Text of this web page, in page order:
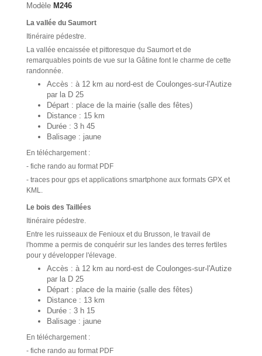
Modèle M246
La vallée du Saumort
Itinéraire pédestre.
La vallée encaissée et pittoresque du Saumort et de
remarquables points de vue sur la Gâtine font le charme de cette
randonnée.
Accès : à 12 km au nord-est de Coulonges-sur-l'Autize
par la D 25
Départ : place de la mairie (salle des fêtes)
Distance : 15 km
Durée : 3 h 45
Balisage : jaune
En téléchargement :
- fiche rando au format PDF
- traces pour gps et applications smartphone aux formats GPX et
KML.
Le bois des Taillées
Itinéraire pédestre.
Entre les ruisseaux de Fenioux et du Brusson, le travail de
l'homme a permis de conquérir sur les landes des terres fertiles
pour y développer l'élevage.
Accès : à 12 km au nord-est de Coulonges-sur-l'Autize
par la D 25
Départ : place de la mairie (salle des fêtes)
Distance : 13 km
Durée : 3 h 15
Balisage : jaune
En téléchargement :
- fiche rando au format PDF